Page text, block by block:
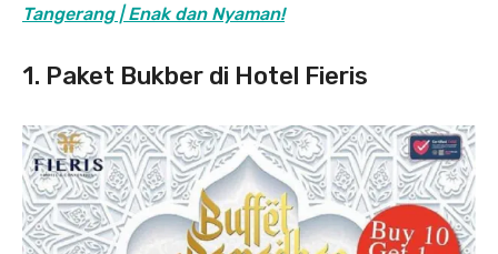
Tangerang | Enak dan Nyaman!
1. Paket Bukber di Hotel Fieris